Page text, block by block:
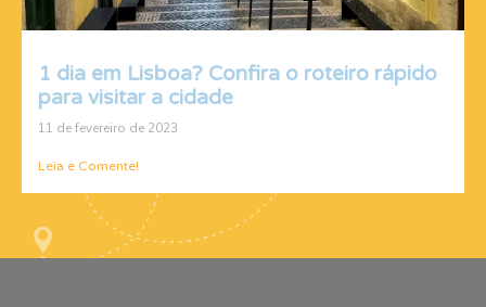
1 dia em Lisboa? Confira o roteiro rápido
para visitar a cidade
11 de fevereiro de 2023
Leia e Comente!